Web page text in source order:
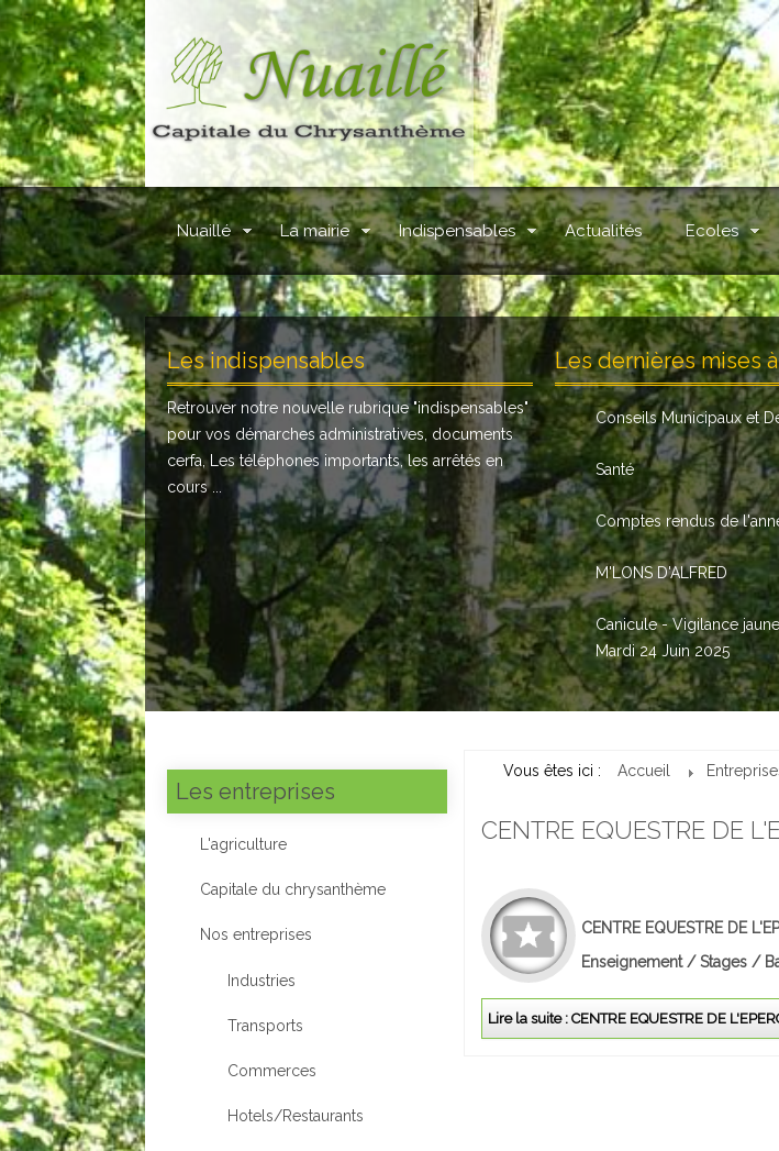
Nuaillé La mairie Indispensables Actualités Ecoles
.
Les indispensables
Retrouver notre nouvelle rubrique "indispensables"
pour vos démarches administratives, documents
cerfa, Les téléphones importants, les arrêtés en
cours ...
Les dernières mises
Conseils Municipaux et
Santé
Comptes rendus de
M'LONS D'ALFRED
Canicule - Vigilance
Mardi 24 Juin 2025
Les entreprises
L'agriculture
Capitale du chrysanthème
Nos entreprises
Industries
Transports
Commerces
Hotels/Restaurants
Vous êtes ici : Accueil
CENTRE EQUESTRE DE
CENTRE EQUESTRE DE
Enseignement / Stages /
Lire la suite : CENTRE EQUESTRE DE